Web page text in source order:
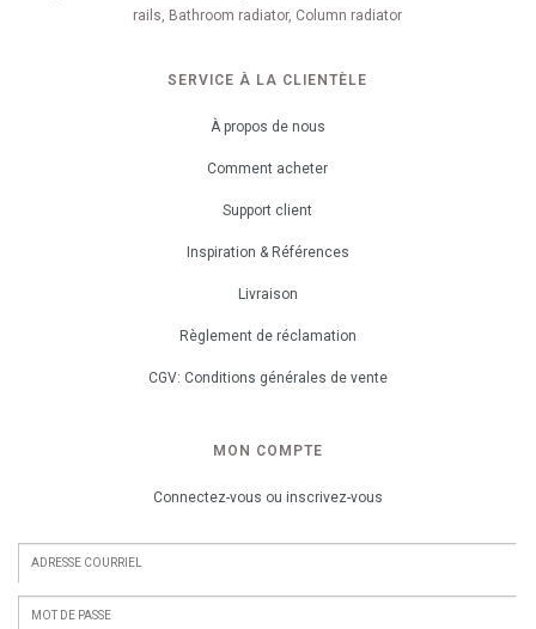
rails, Bathroom radiator, Column radiator
SERVICE À LA CLIENTÈLE
À propos de nous
Comment acheter
Support client
Inspiration & Références
Livraison
Règlement de réclamation
CGV: Conditions générales de vente
MON COMPTE
Connectez-vous ou inscrivez-vous